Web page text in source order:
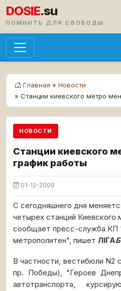
DOSIE.su
ПОМНИТЬ ДЛЯ СВОБОДЫ
Главная » Новости
» Станции киевского метро
НОВОСТИ
Станции киевского
график работы
01-12-2009
С сегодняшнего дня
четырех станций
сообщает пресс-служба КП
метрополитен", пишет ЛІГА
В частности, вестибюли N2
пр. Победы), "Героев
автотранспорта,